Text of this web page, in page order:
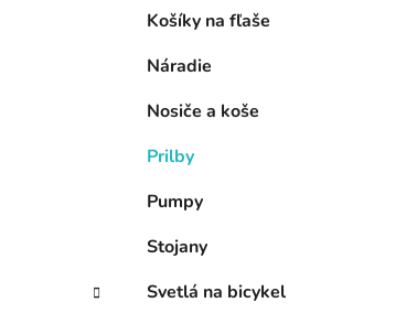
Košíky na fľaše
Náradie
Nosiče a koše
Prilby
Pumpy
Stojany
Svetlá na bicykel